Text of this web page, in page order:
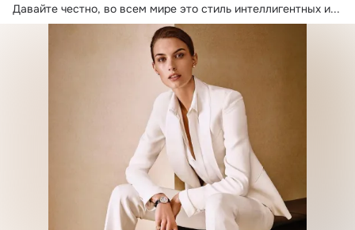
Давайте честно, во всем мире это стиль интеллигентных и...